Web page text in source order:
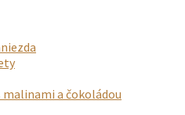
malinami a čokoládou